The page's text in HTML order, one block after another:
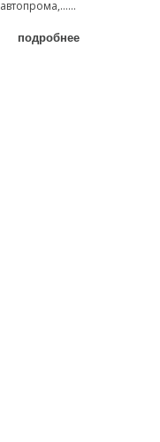
автопрома,…...
подробнее